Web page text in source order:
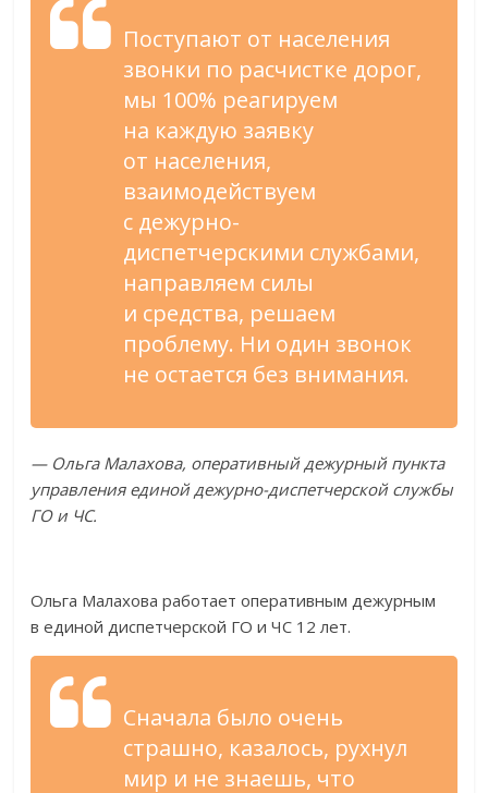
Поступают от населения
звонки по расчистке дорог,
мы 100% реагируем
на каждую заявку
от населения,
взаимодействуем
с дежурно-
диспетчерскими службами,
направляем силы
и средства, решаем
проблему. Ни один звонок
не остается без внимания.
— Ольга Малахова, оперативный дежурный пункта
управления единойдежурно-диспетчерской службы
ГО и ЧС.
Ольга Малахова работает оперативным дежурным
в единой диспетчерской ГО и ЧС 12 лет.
Сначала было очень
страшно, казалось, рухнул
мир и не знаешь, что